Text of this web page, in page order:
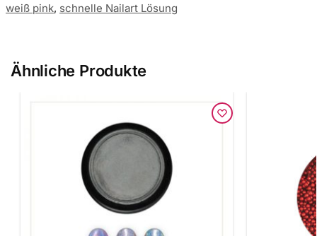
weiß pink, schnelle Nailart Lösung
Ähnliche Produkte